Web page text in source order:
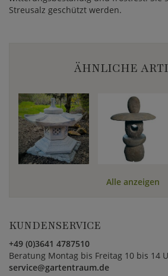
Streusalz geschützt werden.
ÄHNLICHE
Alle anzeigen
KUNDENSERVICE
+49 (0)3641 4787510
Beratung Montag bis Freitag 10 bis 14
service@gartentraum.de